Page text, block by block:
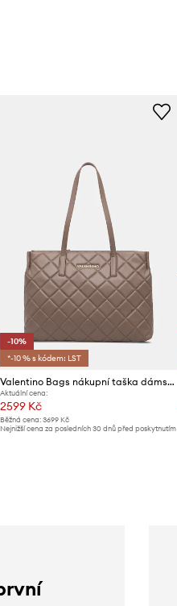
-10%
*-10 % s kódem: LST
Valentino Bags nákupní taška dámská z imitace kůže
Aktuální cena:
2599 Kč
Běžná cena: 3699 Kč
Nejnižší cena za posledních 30 dnů před poskytnutím